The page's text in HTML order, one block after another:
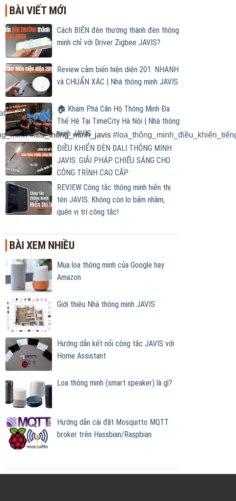
-
#loa_thông_minh_javis #
BÀI VIẾT MỚI
Cách BIẾN đèn thường thành đèn thông
minh chỉ với Driver Zigbee JAVIS?
Review cảm biến hiện diện 201: NHANH
và CHUẨN XÁC | Nhà thông minh JAVIS
🏠 Khám Phá Căn Hộ Thông Minh Đa
Thế Hệ Tại TimeCity Hà Nội | Nhà thông
minh JAVIS
ĐIỀU KHIỂN ĐÈN DALI THÔNG MINH
JAVIS: GIẢI PHÁP CHIẾU SÁNG CHO
CÔNG TRÌNH CAO CẤP
REVIEW Công tắc thông minh hiển thị
tên JAVIS: Không còn lo bấm nhầm,
quên vị trí công tắc!
BÀI XEM NHIỀU
Mua loa thông minh của Google hay
Amazon
Giới thiệu Nhà thông minh JAVIS
Hướng dẫn kết nối công tắc JAVIS với
Home Assistant
Loa thông minh (smart speaker) là gì?
Hướng dẫn cài đặt Mosquitto MQTT
broker trên Hassbian/Raspbian